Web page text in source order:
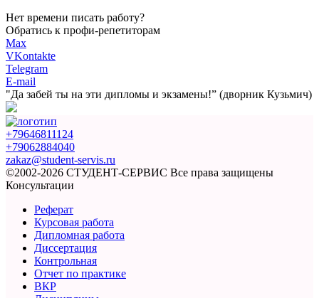
Нет времени писать работу?
Обратись к профи-репетиторам
Max
VKontakte
Telegram
E-mail
"Да забей ты на эти дипломы и экзамены!” (дворник Кузьмич)
+79646811124
+79062884040
zakaz@student-servis.ru
©2002-2026 СТУДЕНТ-СЕРВИС Все права защищены
Консультации
Реферат
Курсовая работа
Дипломная работа
Диссертация
Контрольная
Отчет по практике
ВКР